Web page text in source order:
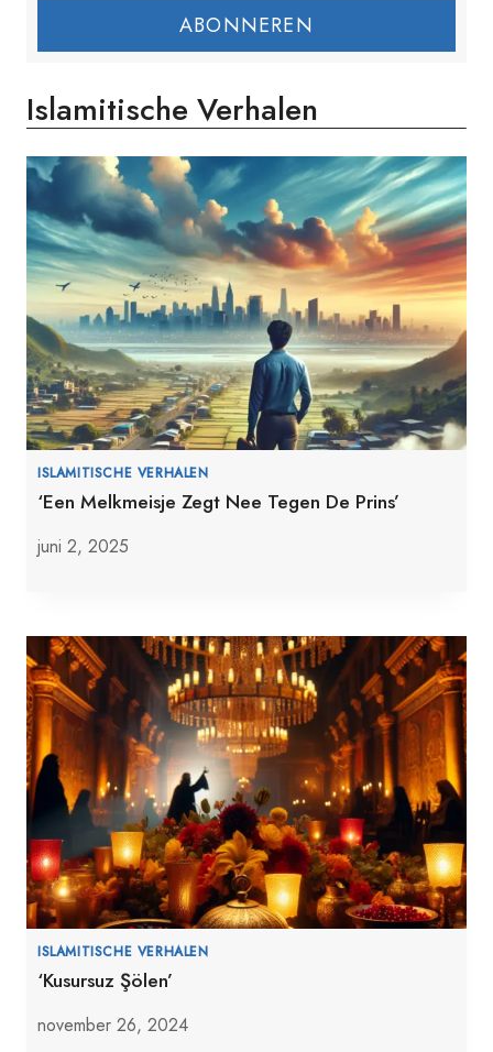
ABONNEREN
Islamitische Verhalen
ISLAMITISCHE VERHALEN
‘Een Melkmeisje Zegt Nee Tegen De Prins’
juni 2, 2025
ISLAMITISCHE VERHALEN
‘Kusursuz Şölen’
november 26, 2024